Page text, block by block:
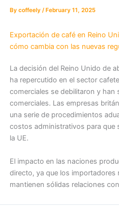
By coffeely / February 11, 2025
Exportación de café en Reino
cómo cambia con las nuevas
La decisión del Reino Unido de
ha repercutido en el sector
comerciales se debilitaron y han
comerciales. Las empresas
una serie de procedimientos
costos administrativos para que
la UE.
El impacto en las naciones
directo, ya que los importadores
mantienen sólidas relaciones